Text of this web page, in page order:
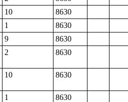
10
8630
1
8630
9
8630
2 8630
10 8630
1 8630